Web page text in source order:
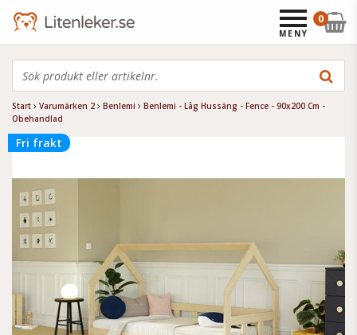
Start Varumärken 2 Benlemi
Benlemi - Låg Hussäng - Fence - 90x200 Cm -
Obehandlad
Fri frakt
0
MENY